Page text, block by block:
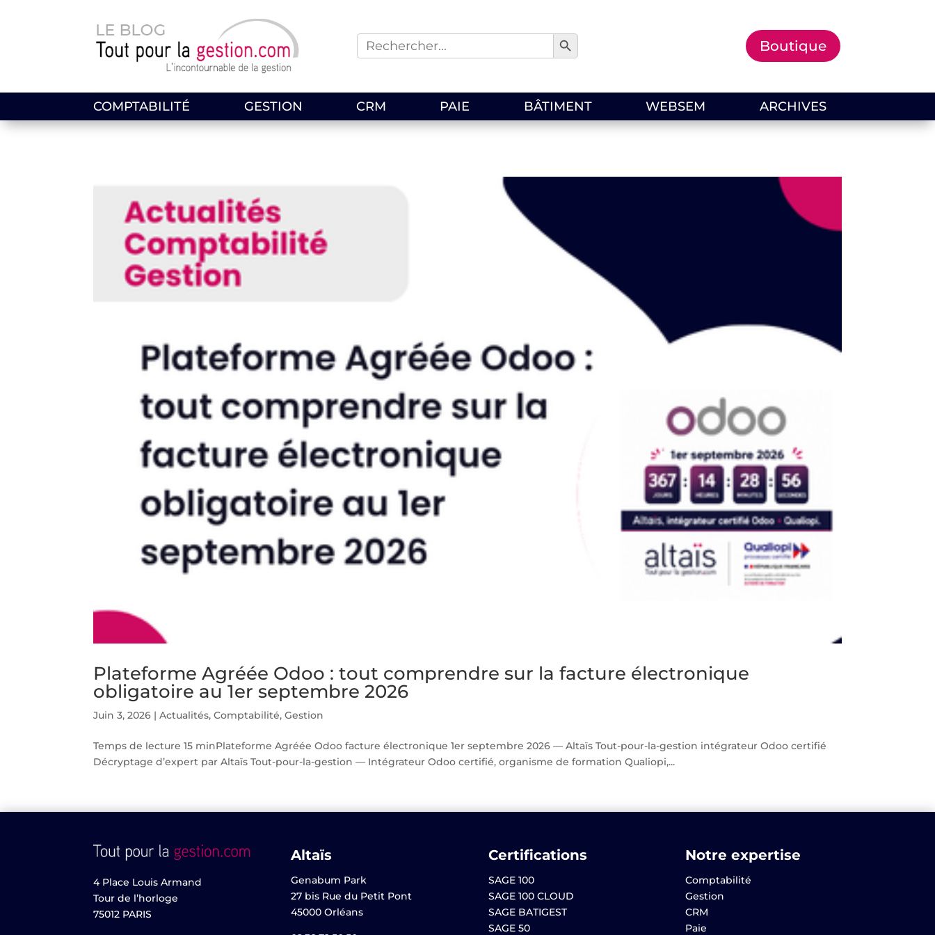
Search
for:
Search Button
Boutique
COMPTABILITÉ GESTION CRM PAIE BÂTIMENT WEBSEM ARCHIVES
Plateforme Agréée Odoo : tout comprendre sur la facture électronique
obligatoire au 1er septembre 2026
Juin 3, 2026 |Actualités,Comptabilité,Gestion
Temps de lecture 15 minPlateforme Agréée Odoo facture électronique 1er septembre 2026 — Altaïs Tout-pour-la-gestion intégrateur Odoo certifié
Décryptage d’expert par Altaïs Tout-pour-la-gestion — Intégrateur Odoo certifié, organisme de formation Qualiopi,...
4 Place Louis Armand
Tour de l’horloge
75012 PARIS
Altaïs
Genabum Park
27 bis Rue du Petit Pont
45000 Orléans
Certifications
SAGE 100
SAGE 100 CLOUD
SAGE BATIGEST
SAGE 50
Notre expertise
Comptabilité
Gestion
CRM
Paie